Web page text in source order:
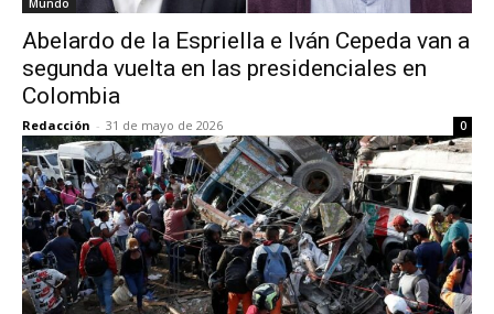
Mundo
Abelardo de la Espriella e Iván Cepeda van a
segunda vuelta en las presidenciales en
Colombia
Redacción - 31 de mayo de 2026 0